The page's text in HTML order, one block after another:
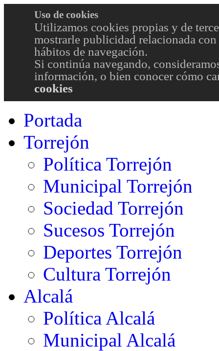
Uso de cookies
Utilizamos cookies propias y de
mostrarle publicidad relacionada
hábitos de navegación.
Si continúa navegando,
información, o bien conocer cómo
cookies
Portada
Torrejón
Política Torrejón
Municipal Torrejón
Sociedad Torrejón
Sucesos Torrejón
Deportes Torrejón
Cultura Torrejón
Alcalá
Política Alcalá
Municipal Alcalá